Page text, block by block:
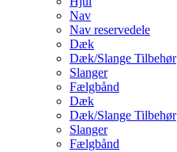
Nav
Nav reservedele
Dæk
Dæk/Slange Tilbehør
Slanger
Fælgbånd
Dæk
Dæk/Slange Tilbehør
Slanger
Fælgbånd